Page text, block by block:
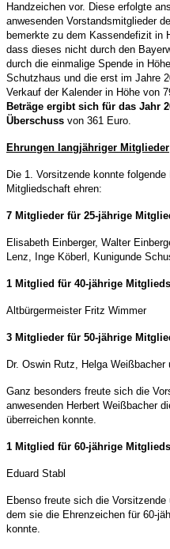
Handzeichen vor. Diese erfolgte
anwesenden Vorstandsmitglieder
bemerkte zu dem Kassendefizit in
dass dieses nicht durch den
durch die einmalige Spende in
Schutzhaus und die erst im Jahre
Verkauf der Kalender in Höhe von
Beträge ergibt sich für das Jahr
Überschuss von 361 Euro.
Ehrungen langjähriger Mitglieder
Die 1. Vorsitzende konnte
Mitgliedschaft ehren:
7 Mitglieder für 25-jährige
Elisabeth Einberger, Walter
Lenz, Inge Köberl, Kunigunde
1 Mitglied für 40-jährige
Altbürgermeister Fritz Wimmer
3 Mitglieder für 50-jährige
Dr. Oswin Rutz, Helga Weißbacher
Ganz besonders freute sich die
anwesenden Herbert Weißbacher
überreichen konnte.
1 Mitglied für 60-jährige
Eduard Stabl
Ebenso freute sich die
dem sie die Ehrenzeichen für 60-
konnte.